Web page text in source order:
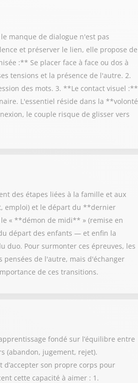
manque de dialogue n'est pas
et préserver le lien, elle propose de
:** Se placer face à face ou dos à
tensions et la présence de l'autre. 2.
des mots. 3. **Le contact visuel :**
L'essentiel réside dans la **volonté
le couple risque de glisser vers
des étapes liées à la famille et aux
emploi) et le départ du **dernier
« **démon de midi** » (remise en
départ des enfants — et enfin la
duo. Pour surmonter ces épreuves, les
de l'autre, mais d'échanger
de ces transitions.
fondé sur l’équilibre entre
(abandon, jugement, rejet).
d’accepter son propre corps pour
cette capacité à aimer : 1.